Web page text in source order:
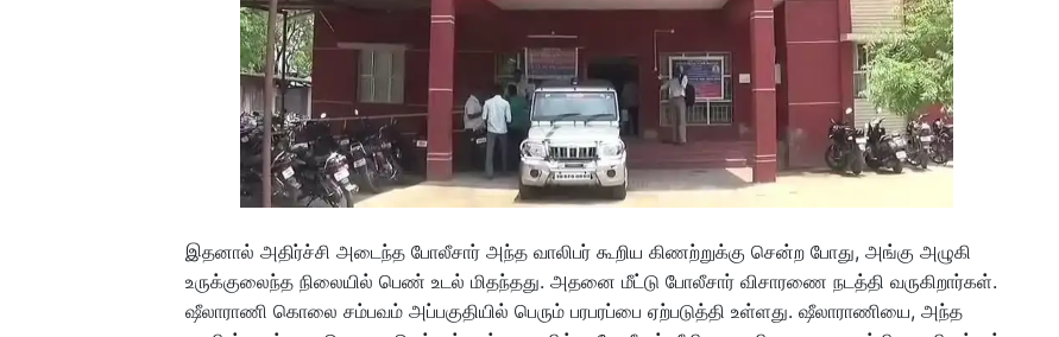
இதனால் அதிர்ச்சி அடைந்த போலீசார் அந்த வாலிபர் கூறிய கிணற்றுக்கு சென்ற போது, அங்கு அழுகி
உருக்குலைந்த நிலையில் பெண் உடல் மிதந்தது. அதனை மீட்டு போலீசார் விசாரணை நடத்தி வருகிறார்கள்.
ஷீலாராணி கொலை சம்பவம் அப்பகுதியில் பெரும் பரபரப்பை ஏற்படுத்தி உள்ளது. ஷீலாராணியை, அந்த